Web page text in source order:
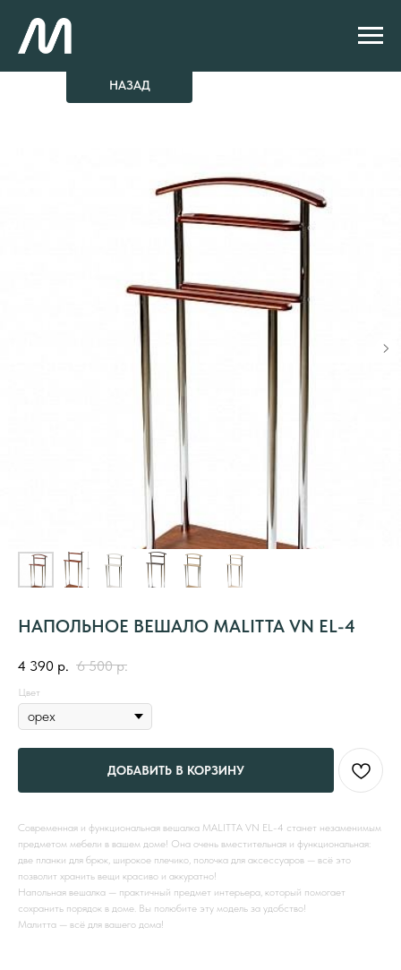
НАЗАД
НАПОЛЬНОЕ ВЕШАЛО MALITTA VN EL-4
4 390 р. 6 500 р.
Цвет
ДОБАВИТЬ В КОРЗИНУ
Современная и функциональная вешалка MALITTA VN EL-4 станет незаменимым
предметом мебели в вашем доме! Она очень вместительная и функциональная:
две планки для брюк, широкое плечико, полочка для аксессуаров — всё это
позволит хранить вещи красиво и аккуратно!
Напольная вешалка — практичный предмет интерьера, который помогает
сохранить порядок в доме. Вы полюбите эту модель за удобство!
Малитта — всё для вашего дома!